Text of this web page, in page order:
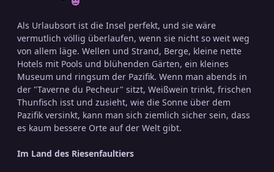
Als Urlaubsort ist die Insel perfekt, und sie wäre
vermutlich völlig überlaufen, wenn sie nicht so weit weg
von allem läge. Wellen und Strand, Berge, kleine nette
Hotels mit Pools und blühenden Gärten, ein kleines
Museum und ringsum der Pazifik. Wenn man abends in
der "Taverne du Pecheur" sitzt, Weißwein trinkt, frischen
Thunfisch isst und zusieht, wie die Sonne über dem
Pazifik versinkt, kann man sich ziemlich sicher sein, dass
es kaum bessere Orte auf der Welt gibt.
Im Land des Riesenfaultiers